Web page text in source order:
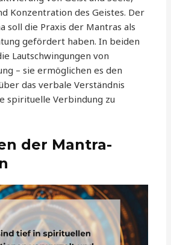
Konzentration des Geistes. Der
soll die Praxis der Mantras als
gefördert haben. In beiden
Lautschwingungen von
– sie ermöglichen es den
das verbale Verständnis
spirituelle Verbindung zu
der Mantra-